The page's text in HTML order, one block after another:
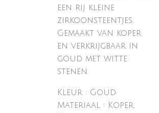
een rij kleine
zirkoonsteentjes.
Gemaakt van koper
en verkrijgbaar in
goud met witte
stenen.
Kleur : Goud
Materiaal : Koper,